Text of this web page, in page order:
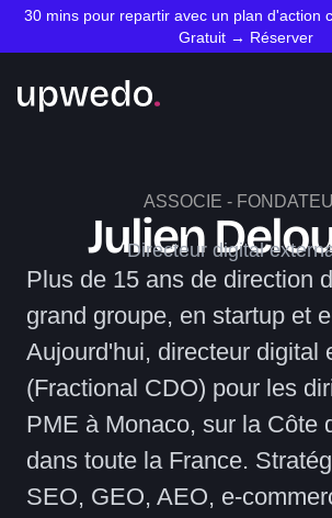
30 mins pour repartir avec un plan d'action
Gratuit → Réserver
ASSOCIE -
Julien
Directeur digital
Plus de 15 ans de direction
grand groupe, en startup et
Aujourd'hui, directeur digital
(Fractional CDO) pour les
PME à Monaco, sur la Côte
dans toute la France.
SEO, GEO, AEO, e-